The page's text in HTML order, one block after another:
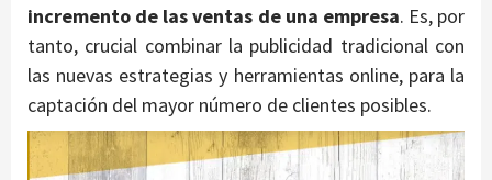
incremento de las ventas de una empresa. Es, por
tanto, crucial combinar la publicidad tradicional con
las nuevas estrategias y herramientas online, para la
captación del mayor número de clientes posibles.